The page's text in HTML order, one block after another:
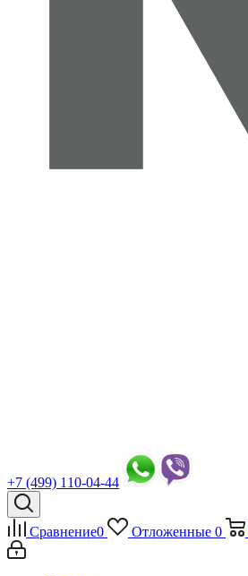
+7 (499) 110-04-44
Сравнение0 Отложенные 0